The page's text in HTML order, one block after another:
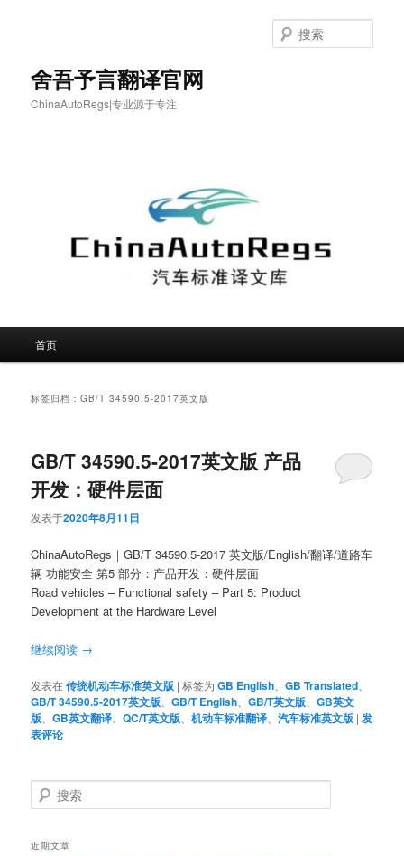
舍吾予言翻译官网
ChinaAutoRegs|专业源于专注
索
首页
标签归档：GB/T 34590.5-2017英文版
GB/T 34590.5-2017英文版 产品
开发：硬件层面
发表于2020年8月11日
ChinaAutoRegs｜GB/T 34590.5-2017 英文版/English/翻译/道路车
辆 功能安全 第5 部分：产品开发：硬件层面
Road vehicles – Functional safety – Part 5: Product
Development at the Hardware Level
继续阅读 →
发表在传统机动车标准英文版 |标签为 GB English 、GB Translated
GB/T 34590.5-2017英文版 、GB/T English 、GB/T英文版 、GB英文
版 、GB英文翻译 、QC/T英文版 、机动车标准翻译 、汽车标准英文版 | 发
表评论
搜
索
近期文章